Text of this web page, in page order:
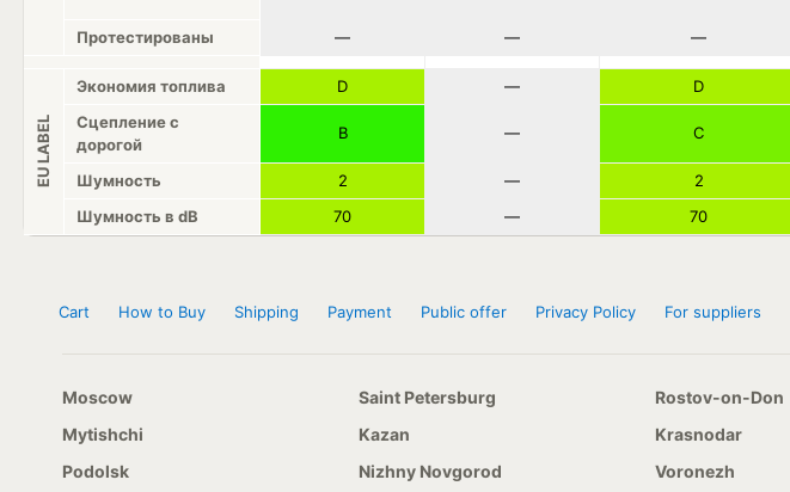
Протестированы — — —
EU LABEL
Экономия топлива D — D
Сцепление с
дорогой
B — C
Шумность 2 — 2
Шумность в dB
70 — 70
Cart How to Buy Shipping Payment Public offer Privacy Policy For suppliers
Moscow
Mytishchi
Podolsk
Saint Petersburg
Kazan
Nizhny Novgorod
Rostov-on-Don
Krasnodar
Voronezh